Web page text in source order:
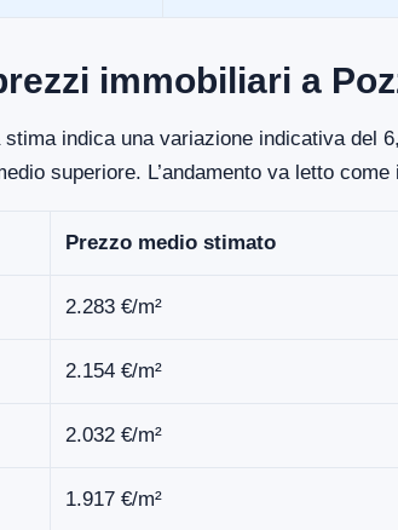
immobiliari a
stima indica una variazione indicativa
superiore. L’andamento va letto
Prezzo medio stimato
2.283 €/m²
2.154 €/m²
2.032 €/m²
1.917 €/m²